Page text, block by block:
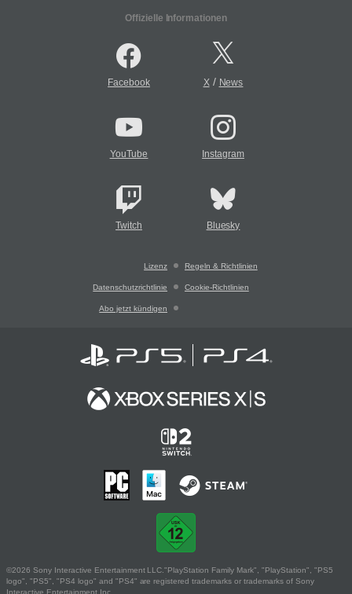
Offizielle Informationen
Facebook X/ News
YouTube Instagram
Twitch Bluesky
Lizenz Regeln & Richtlinien
Datenschutzrichtlinie Cookie-Richtlinien
Abo jetzt kündigen
©2026 Sony Interactive Entertainment LLC."PlayStation Family Mark", "PlayStation", "PS5
logo", "PS5", "PS4 logo" and "PS4" are registered trademarks or trademarks of Sony
Interactive Entertainment Inc.